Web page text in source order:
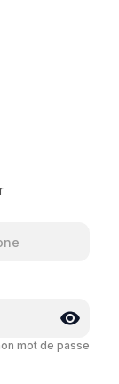
mot de passe